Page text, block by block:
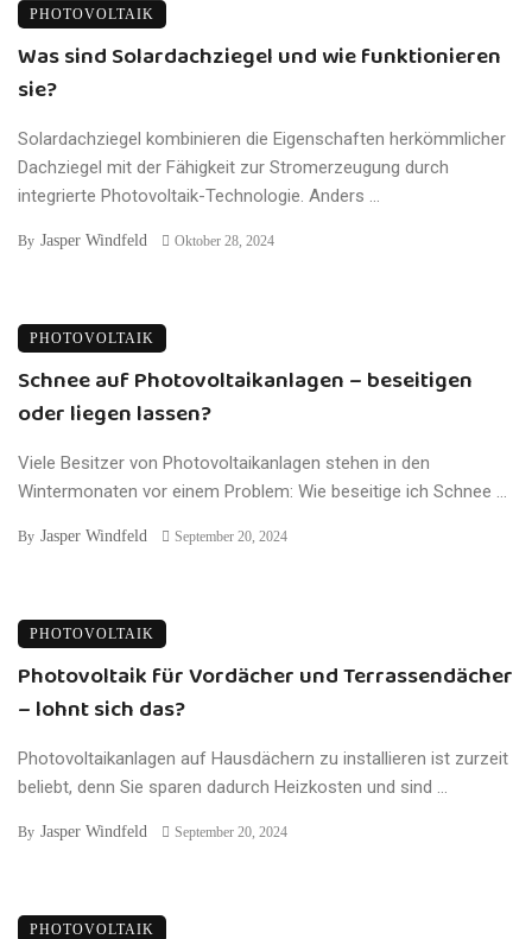
PHOTOVOLTAIK
Was sind Solardachziegel und wie funktionieren
sie?
Solardachziegel kombinieren die Eigenschaften herkömmlicher
Dachziegel mit der Fähigkeit zur Stromerzeugung durch
integrierte Photovoltaik-Technologie. Anders ...
By Jasper Windfeld Oktober 28, 2024
PHOTOVOLTAIK
Schnee auf Photovoltaikanlagen – beseitigen
oder liegen lassen?
Viele Besitzer von Photovoltaikanlagen stehen in den
Wintermonaten vor einem Problem: Wie beseitige ich Schnee ...
By Jasper Windfeld September 20, 2024
PHOTOVOLTAIK
Photovoltaik für Vordächer und Terrassendächer
– lohnt sich das?
Photovoltaikanlagen auf Hausdächern zu installieren ist zurzeit
beliebt, denn Sie sparen dadurch Heizkosten und sind ...
By Jasper Windfeld September 20, 2024
PHOTOVOLTAIK